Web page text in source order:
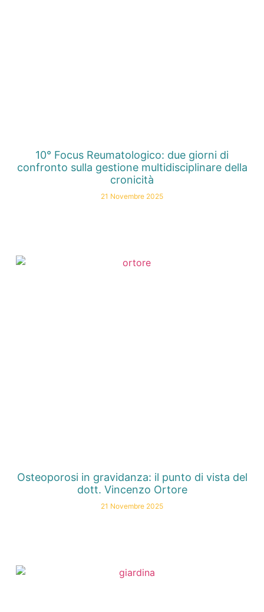
10° Focus Reumatologico: due giorni di
confronto sulla gestione multidisciplinare della
cronicità
21 Novembre 2025
Osteoporosi in gravidanza: il punto di vista del
dott. Vincenzo Ortore
21 Novembre 2025